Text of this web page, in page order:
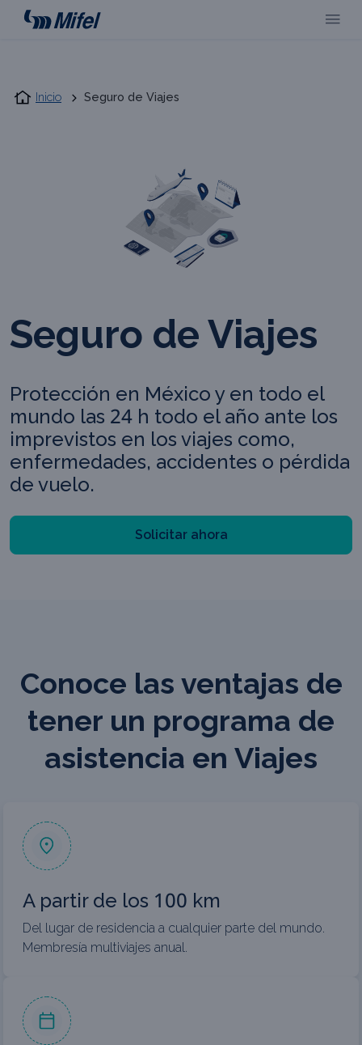
Inicio Seguro de Viajes
Seguro de Viajes
Protección en México y en todo el
mundo las 24 h todo el año ante los
imprevistos en los viajes como,
enfermedades, accidentes o pérdida
de vuelo.
Solicitar ahora
Conoce las ventajas de
tener un programa de
asistencia en Viajes
A partir de los 100 km
Del lugar de residencia a cualquier parte del mundo.
Membresía multiviajes anual.